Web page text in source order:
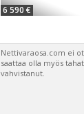
6 590 €
Nettivaraosa.com ei
saattaa olla myös
vahvistanut.